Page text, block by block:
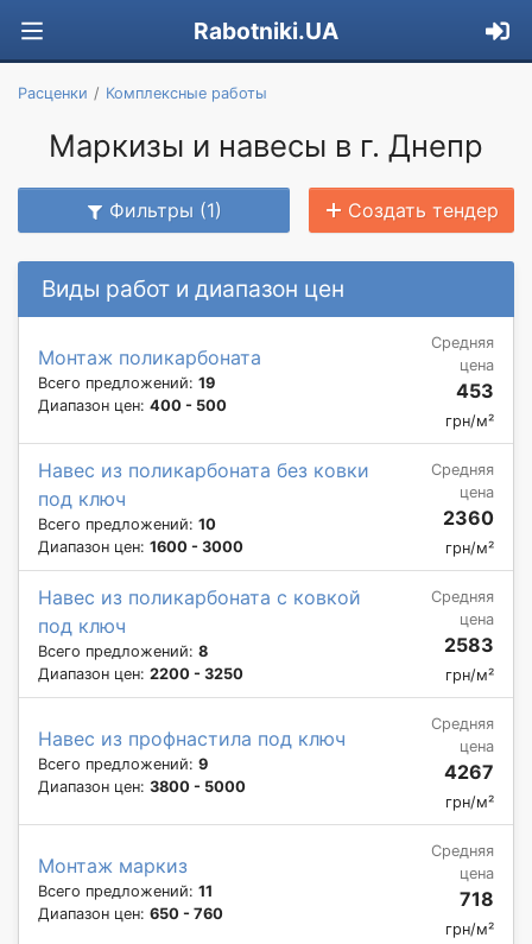
Rabotniki.UA
Расценки Комплексные работы
Маркизы и навесы в г. Днепр
Фильтры (1) Создать тендер
Виды работ и диапазон цен
Монтаж поликарбоната
Всего предложений: 19
Диапазон цен: 400 - 500
Средняя
цена
453
грн/м²
Навес из поликарбоната без ковки
под ключ
Всего предложений: 10
Диапазон цен: 1600 - 3000
Средняя
цена
2360
грн/м²
Навес из поликарбоната с ковкой
под ключ
Всего предложений: 8
Диапазон цен: 2200 - 3250
Средняя
цена
2583
грн/м²
Навес из профнастила под ключ
Всего предложений: 9
Диапазон цен: 3800 - 5000
Средняя
цена
4267
грн/м²
Монтаж маркиз
Всего предложений: 11
Диапазон цен: 650 - 760
Средняя
цена
718
грн/м²